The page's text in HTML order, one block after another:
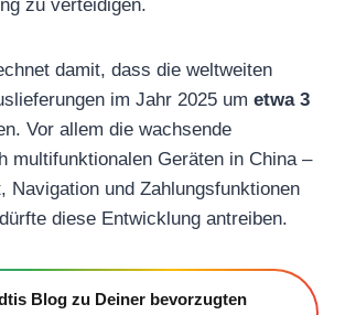
zu verteidigen.
damit, dass die weltweiten
im Jahr 2025 um etwa 3
Vor allem die wachsende
multifunktionalen Geräten in China –
Navigation und Zahlungsfunktionen
diese Entwicklung antreiben.
Blog zu Deiner bevorzugten